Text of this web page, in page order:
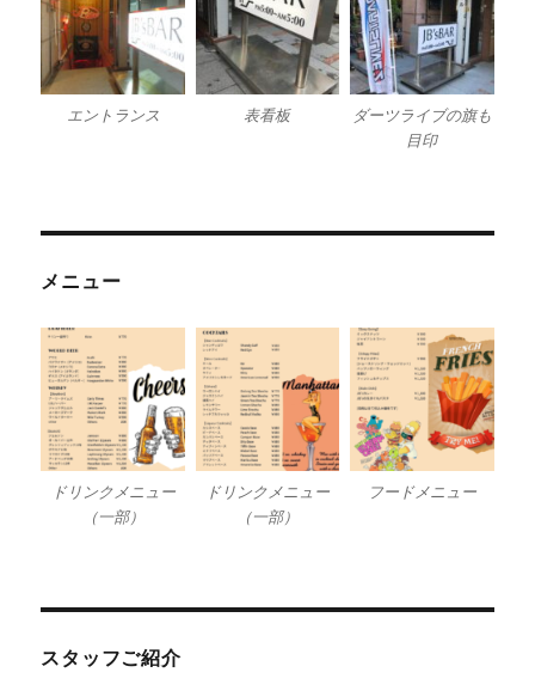
エントランス 表看板
ダーツライブの旗も
目印
メニュー
ドリンクメニュー
（一部）
ドリンクメニュー
（一部）
フードメニュー
スタッフご紹介